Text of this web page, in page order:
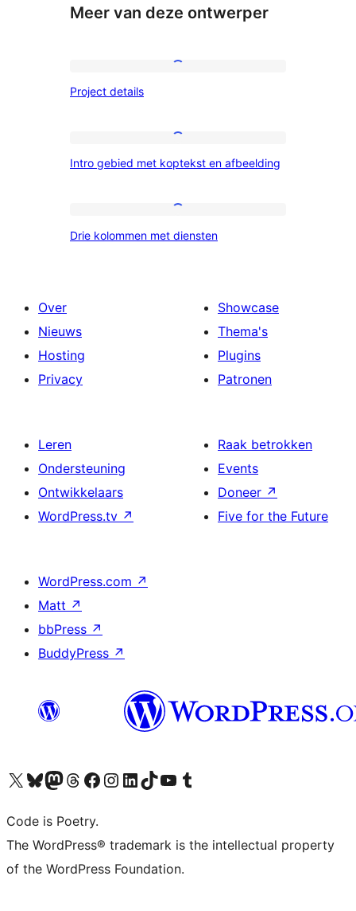
Meer van deze ontwerper
Project details
gebied
en
Intro gebied met koptekst en afbeelding
kolommen
Drie kolommen met diensten
Over
Nieuws
Hosting
Privacy
Showcase
Thema's
Plugins
Patronen
Leren
Ondersteuning
Ontwikkelaars
WordPress.tv ↗
Raak betrokken
Events
Doneer ↗
Five for the Future
WordPress.com ↗
Matt ↗
bbPress ↗
BuddyPress ↗
Bezoek ons X (voorheen Twitter) account
Bezoek onze Bluesky account
Bezoek ons Mastodon account
Bezoek onze Threads account
Onze Facebookpagina bezoeken
Bezoek onze Instagram account
Bezoek onze LinkedIn account
Bezoek onze TikTok account
Bezoek ons YouTube kanaalBezoek onze Tumblr account
Code is Poetry.
The WordPress® trademark is the intellectual property
of the WordPress Foundation.